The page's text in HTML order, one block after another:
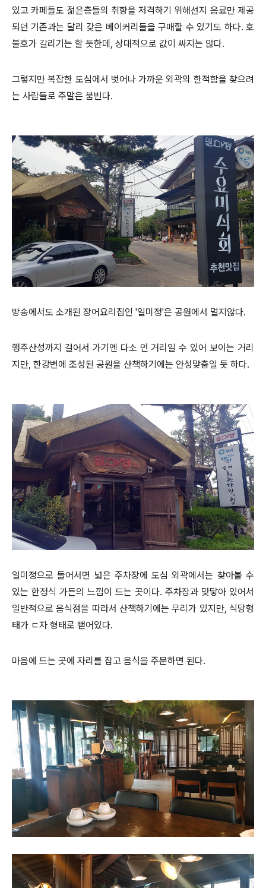
있고 카페들도 젊은층들의 취향을 저격하기 위해선지 음료만 제공
되던 기존과는 달리 갖은 베이커리들을 구매할 수 있기도 하다. 호
불호가 갈리기는 할 듯한데, 상대적으로 값이 싸지는 않다.
그렇지만 복잡한 도심에서 벗어나 가까운 외곽의 한적함을 찾으려
는 사람들로 주말은 붐빈다.
방송에서도 소개된 장어요리집인 '일미정'은 공원에서 멀지않다.
행주산성까지 걸어서 가기엔 다소 먼 거리일 수 있어 보이는 거리
지만, 한강변에 조성된 공원을 산책하기에는 안성맞춤일 듯 하다.
일미정으로 들어서면 넓은 주차장에 도심 외곽에서는 찾아볼 수
있는 한정식 가든의 느낌이 드는 곳이다. 주차장과 맞닿아 있어서
일반적으로 음식점을 따라서 산책하기에는 무리가 있지만, 식당형
태가 ㄷ자 형태로 뻗어있다.
마음에 드는 곳에 자리를 잡고 음식을 주문하면 된다.